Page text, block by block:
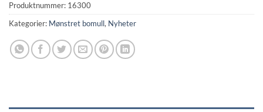
Produktnummer: 16300
Kategorier: Mønstret bomull, Nyheter